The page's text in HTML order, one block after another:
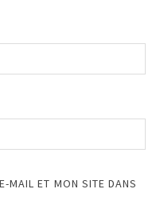
MAIL ET MON SITE DANS